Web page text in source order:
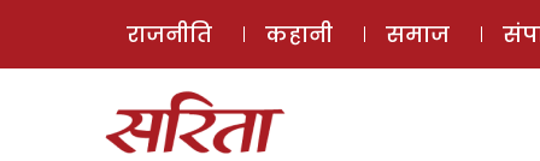
राजनीति कहानी समाज